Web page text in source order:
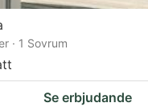
· 1 Sovrum
Se erbjudande